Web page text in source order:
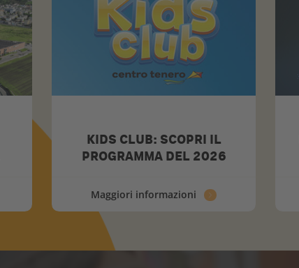
KIDS CLUB: SCOPRI IL
PROGRAMMA DEL 2026
Maggiori informazioni